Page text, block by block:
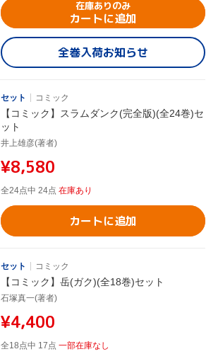
在庫ありのみ
カートに追加
全巻入荷お知らせ
セット コミック
【コミック】スラムダンク(完全版)(全24巻)セ
ット
井上雄彦(著者)
¥8,580
全24点中 24点 在庫あり
カートに追加
セット コミック
【コミック】岳(ガク)(全18巻)セット
石塚真一(著者)
¥4,400
全18点中 17点 一部在庫なし